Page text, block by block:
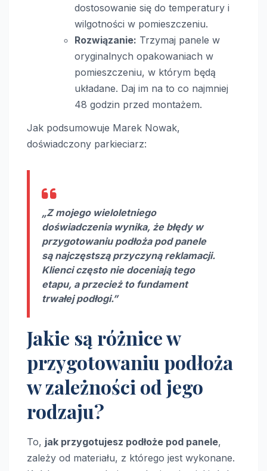
dostosowanie się do temperatury i
wilgotności w pomieszczeniu.
Rozwiązanie: Trzymaj panele w
oryginalnych opakowaniach w
pomieszczeniu, w którym będą
układane. Daj im na to co najmniej
48 godzin przed montażem.
Jak podsumowuje Marek Nowak,
doświadczony parkieciarz:
„Z mojego wieloletniego
doświadczenia wynika, że błędy w
przygotowaniu podłoża pod panele
są najczęstszą przyczyną reklamacji.
Klienci często nie doceniają tego
etapu, a przecież to fundament
trwałej podłogi.”
Jakie są różnice w
przygotowaniu podłoża
w zależności od jego
rodzaju?
To, jak przygotujesz podłoże pod panele,
zależy od materiału, z którego jest wykonane.